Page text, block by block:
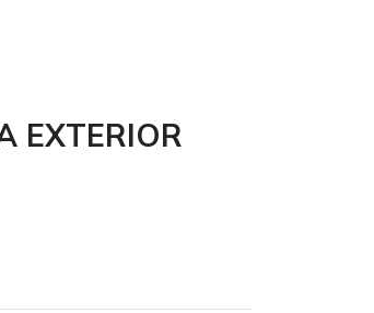
EXTERIOR